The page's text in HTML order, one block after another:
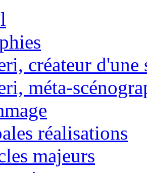
créateur d'une
méta-
réalisations
majeurs